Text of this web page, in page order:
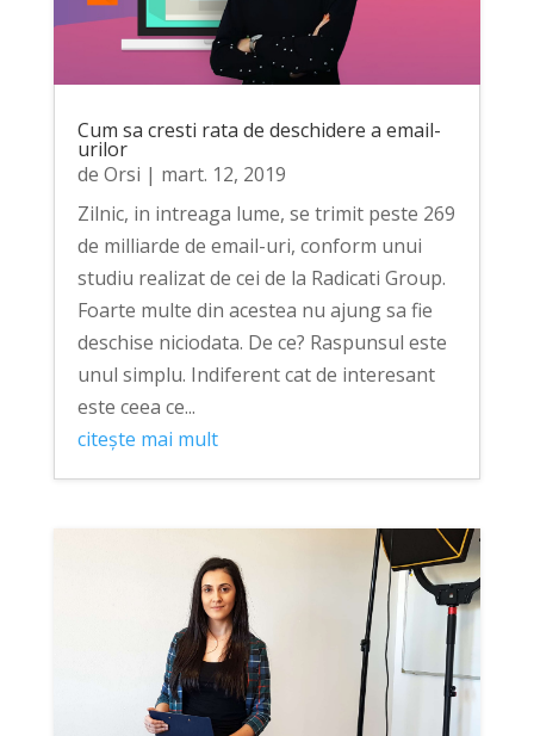
Cum sa cresti rata de deschidere a email-
urilor
de Orsi | mart. 12, 2019
Zilnic, in intreaga lume, se trimit peste 269
de milliarde de email-uri, conform unui
studiu realizat de cei de la Radicati Group.
Foarte multe din acestea nu ajung sa fie
deschise niciodata. De ce? Raspunsul este
unul simplu. Indiferent cat de interesant
este ceea ce...
citește mai mult